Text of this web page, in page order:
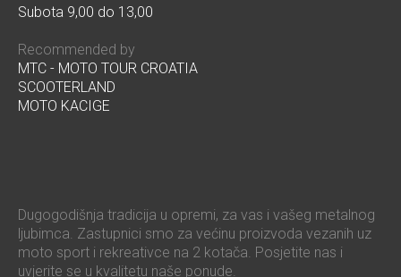
Subota 9,00 do 13,00
Recommended by
MTC - MOTO TOUR CROATIA
SCOOTERLAND
MOTO KACIGE
Dugogodišnja tradicija u opremi, za vas i vašeg metalnog
ljubimca. Zastupnici smo za većinu proizvoda vezanih uz
moto sport i rekreativce na 2 kotača. Posjetite nas i
uvjerite se u kvalitetu naše ponude.